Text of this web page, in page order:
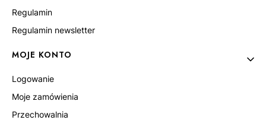
Regulamin
Regulamin newsletter
MOJE KONTO
Logowanie
Moje zamówienia
Przechowalnia